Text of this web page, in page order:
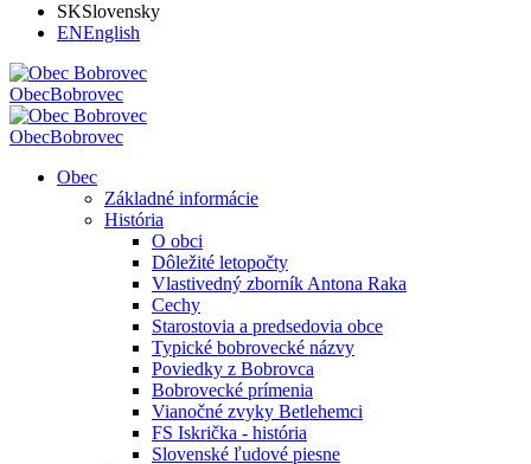
SKSlovensky
ENEnglish
ObecBobrovec
ObecBobrovec
Obec
Základné informácie
História
O obci
Dôležité letopočty
Vlastivedný zborník Antona Raka
Cechy
Starostovia a predsedovia obce
Typické bobrovecké názvy
Poviedky z Bobrovca
Bobrovecké prímenia
Vianočné zvyky Betlehemci
FS Iskrička - história
Slovenské ľudové piesne